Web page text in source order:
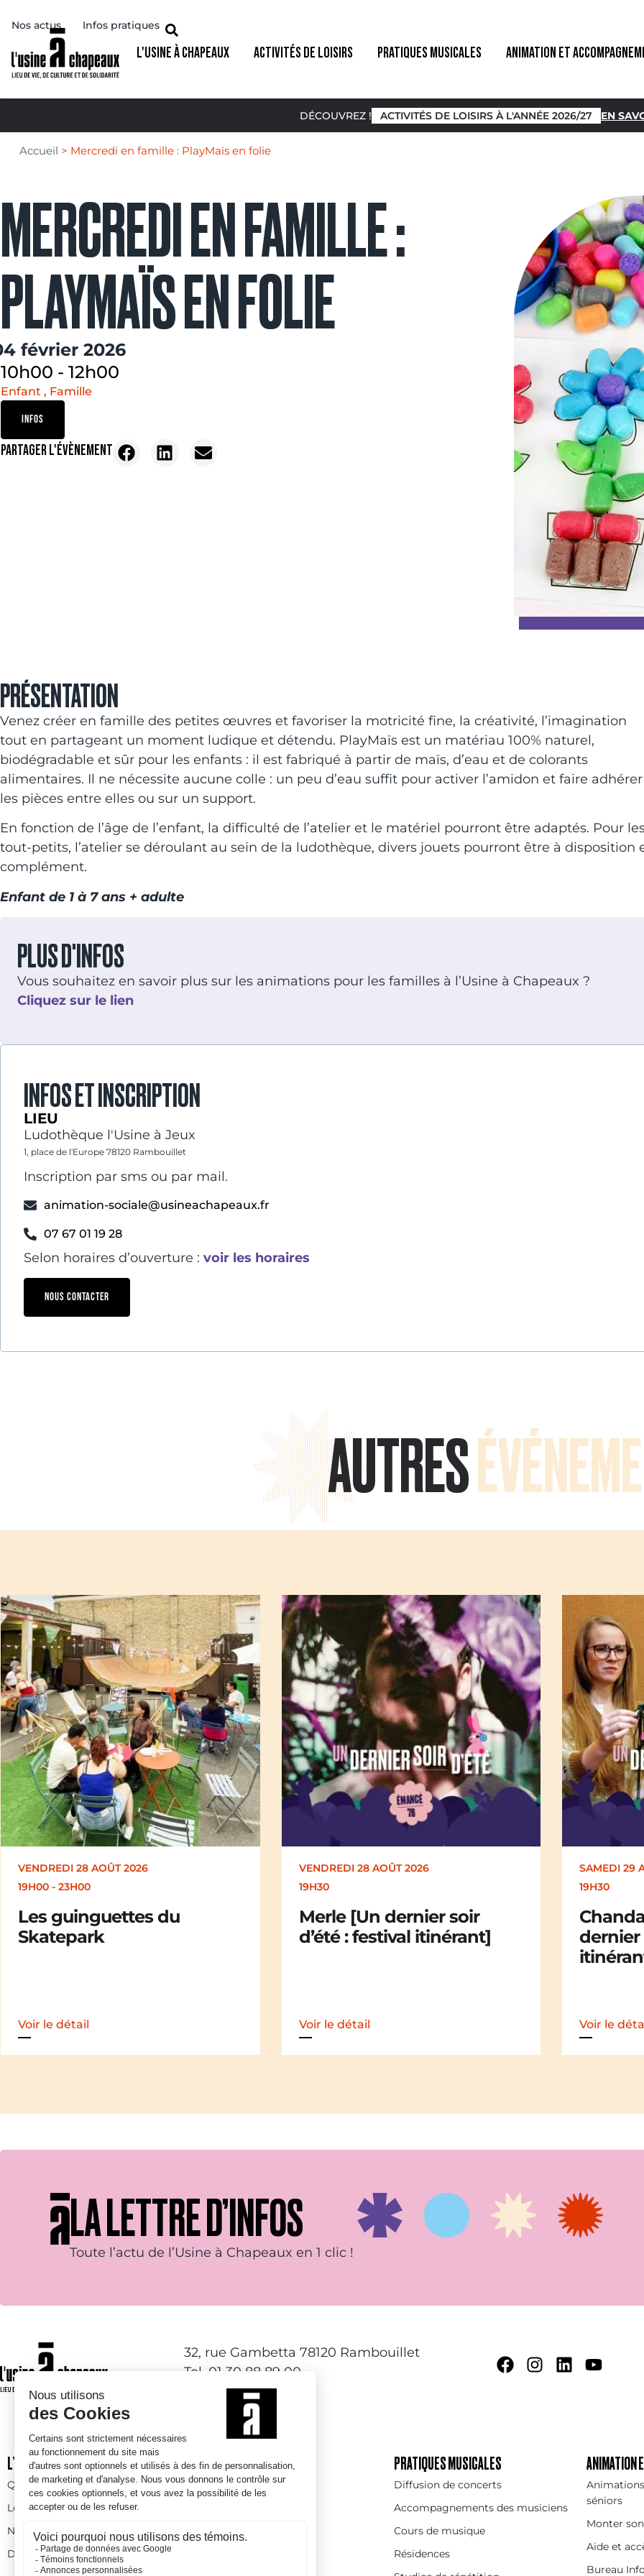
Nos actus Infos pratiques
L'USINE À CHAPEAUX ACTIVITÉS DE LOISIRS PRATIQUES MUSICALES ANIMATION ET
DÉCOUVREZ ! ACTIVITÉS DE LOISIRS À L'ANNÉE 2026/27 EN
Accueil > Mercredi en famille : PlayMaïs en folie
MERCREDI EN FAMILLE :
PLAYMAÏS EN FOLIE
février 2026
10h00 - 12h00
Enfant , Famille
INFOS
PARTAGER L'ÉVÈNEMENT
PRÉSENTATION
Venez créer en famille des petites œuvres et favoriser la motricité fine, la créativité, l’imagination
tout en partageant un moment ludique et détendu. PlayMaïs est un matériau 100% naturel,
biodégradable et sûr pour les enfants : il est fabriqué à partir de maïs, d’eau et de colorants
alimentaires. Il ne nécessite aucune colle : un peu d’eau suffit pour activer l’amidon et faire adhérer
les pièces entre elles ou sur un support.
En fonction de l’âge de l’enfant, la difficulté de l’atelier et le matériel pourront être adaptés. Pour
tout-petits, l’atelier se déroulant au sein de la ludothèque, divers jouets pourront être à disposition
complément.
Enfant de 1 à 7 ans + adulte
PLUS D'INFOS
Vous souhaitez en savoir plus sur les animations pour les familles à l’Usine à Chapeaux ?
Cliquez sur le lien
INFOS ET INSCRIPTION
LIEU
Ludothèque l'Usine à Jeux
1, place de l'Europe 78120 Rambouillet
Inscription par sms ou par mail.
animation-sociale@usineachapeaux.fr
07 67 01 19 28
Selon horaires d’ouverture : voir les horaires
NOUS CONTACTER
AUTRES
VENDREDI 28 AOÛT 2026
19H30
Merle [Un dernier soir
d’été : festival itinérant]
Voir le détail
SAMEDI 29 AOÛT 2026
19H30
Chandail Chandail [Un
dernier soir d’été : festival
Voir le détail
SAMEDI 29
19H30
La
dernier
Voir le
LA LETTRE D’INFOS
Toute l’actu de l’Usine à Chapeaux en 1 clic !
32, rue Gambetta 78120 Rambouillet
Tel. 01 30 88 89 00
L’USINE À CHAPEAUX
Qui sommes-nous
Les espaces
Nos prestations
Devenez bénévole
ACTIVITÉS DE LOISIRS
Activités à l’année
Skatepark
PRATIQUES MUSICALES
Diffusion de concerts
Accompagnements des musiciens
Cours de musique
Résidences
ANIMATION
séniors
Monter
Aide et
Bureau